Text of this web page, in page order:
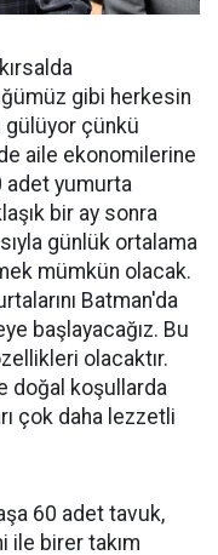
gibi herkesin
gülüyor çünkü
aile ekonomilerine
adet yumurta
bir ay sonra
günlük ortalama
mümkün olacak.
Batman'da
başlayacağız. Bu
olacaktır.
doğal koşullarda
çok daha lezzetli
60 adet tavuk,
ile birer takım